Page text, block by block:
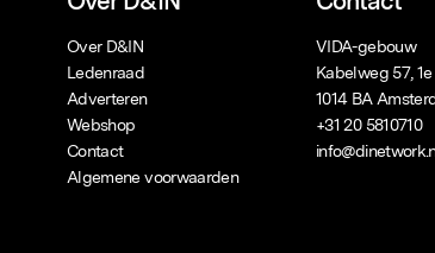
Over D&IN
Ledenraad
Adverteren
Webshop
Contact
Algemene voorwaarden
VIDA-gebouw
Kabelweg 57,
1014 BA
+31 20 5810710